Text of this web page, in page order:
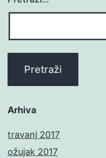
Arhiva
travanj 2017
ožujak 2017